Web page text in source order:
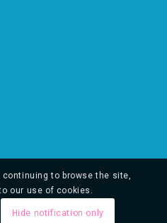
to browse the site,
our use of cookies.
Hide notification only